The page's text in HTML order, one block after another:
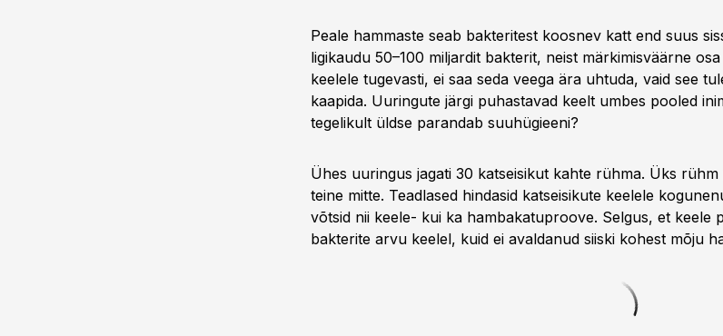
Peale hammaste seab bakteritest koosnev katt end suus
ligikaudu 50–100 miljardit bakterit, neist märkimisväärne
keelele tugevasti, ei saa seda veega ära uhtuda, vaid see
kaapida. Uuringute järgi puhastavad keelt umbes pooled
tegelikult üldse parandab suuhügieeni?
Ühes uuringus jagati 30 katse­isikut kahte rühma. Üks
teine mitte. Teadlased hindasid katse­isikute keelele
võtsid nii keele- kui ka hamba­katuproove. Selgus, et keele
bakterite arvu keelel, kuid ei avaldanud siiski kohest mõju